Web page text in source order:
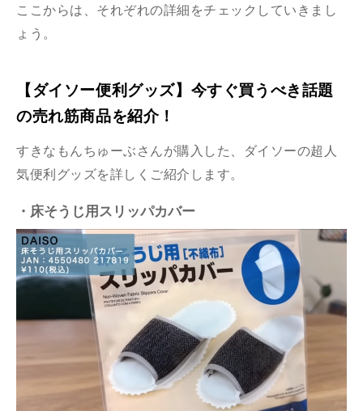
ここからは、それぞれの詳細をチェックしていきまし
ょう。
【ダイソー便利グッズ】今すぐ買うべき話題
の売れ筋商品を紹介！
すきなもんちゅーぶさんが購入した、ダイソーの超人
気便利グッズを詳しくご紹介します。
・床そうじ用スリッパカバー